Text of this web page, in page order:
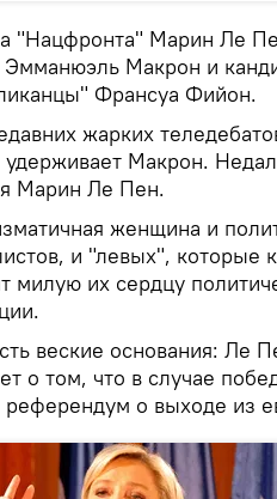
"Нацфронта" Марин Ле
Макрон и
Франсуа Фийон.
жарких
Макрон.
Марин Ле Пен.
женщина и
и "левых", которые
милую их сердцу
веские основания: Ле
о том, что в случае
референдум о выходе из